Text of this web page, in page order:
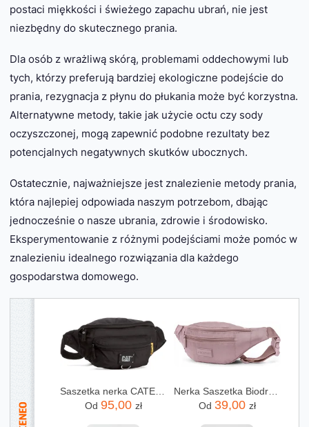
postaci miękkości i świeżego zapachu ubrań, nie jest
niezbędny do skutecznego prania.
Dla osób z wrażliwą skórą, problemami oddechowymi lub
tych, którzy preferują bardziej ekologiczne podejście do
prania, rezygnacja z płynu do płukania może być korzystna.
Alternatywne metody, takie jak użycie octu czy sody
oczyszczonej, mogą zapewnić podobne rezultaty bez
potencjalnych negatywnych skutków ubocznych.
Ostatecznie, najważniejsze jest znalezienie metody prania,
która najlepiej odpowiada naszym potrzebom, dbając
jednocześnie o nasze ubrania, zdrowie i środowisko.
Eksperymentowanie z różnymi podejściami może pomóc w
znalezieniu idealnego rozwiązania dla każdego
gospodarstwa domowego.
Saszetka nerka CATERPILLAR - Raymond 83432-01 Black
Od 95,00 zł
Nerka Saszetka Biodrowa Materiałowa Mała Puccini Różowa BM2029-3C
Od 39,00 zł